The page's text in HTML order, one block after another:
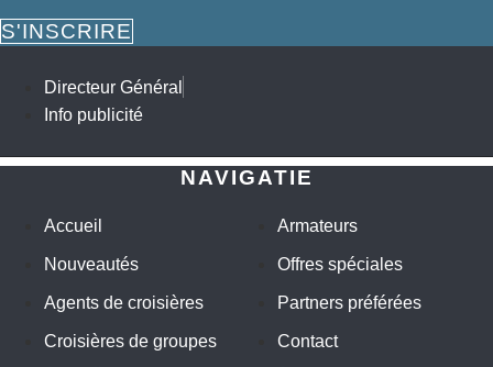
S'INSCRIRE
Directeur Général
Info publicité
NAVIGATIE
Accueil
Nouveautés
Agents de croisières
Croisières de groupes
Armateurs
Offres spéciales
Partners préférées
Contact